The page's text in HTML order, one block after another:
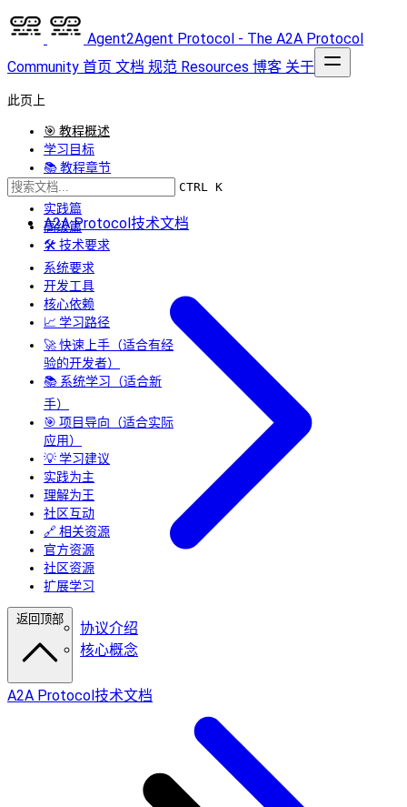
Agent2Agent Protocol - The A2A Protocol
Community 首页 文档 规范 Resources 博客 关于
CTRL K
A2A Protocol技术文档
协议介绍
核心概念
此页上
🎯 教程概述
学习目标
📚 教程章节
基础篇
实践篇
高级篇
🛠️ 技术要求
系统要求
开发工具
核心依赖
📈 学习路径
🚀 快速上手（适合有经
验的开发者）
📚 系统学习（适合新
手）
🎯 项目导向（适合实际
应用）
💡 学习建议
实践为主
理解为王
社区互动
🔗 相关资源
官方资源
社区资源
扩展学习
返回顶部
A2A Protocol技术文档